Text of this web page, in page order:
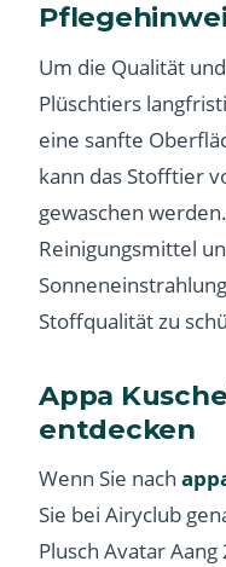
Um die Qualität
Plüschtiers
eine sanfte
kann das Stofftier
gewaschen
Reinigungsmittel
Stoffqualität zu
Appa
entdecken
Wenn Sie nach
Sie bei Airyclub
Plusch Avatar